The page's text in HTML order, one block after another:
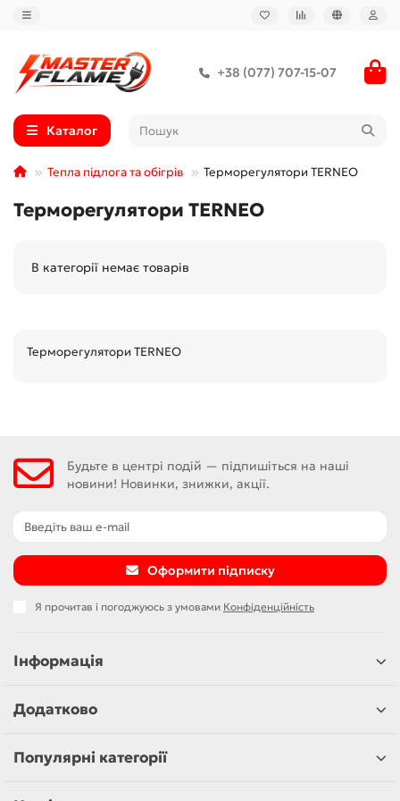
+38 (077) 707-15-07
Каталог
Тепла підлога та обігрів Терморегулятори TERNEO
Терморегулятори TERNEO
В категорії немає товарів
Терморегулятори TERNEO
Будьте в центрі подій — підпишіться на наші
новини! Новинки, знижки, акції.
Оформити підписку
Я прочитав і погоджуюсь з умовами Конфіденційність
Інформація
Додатково
Популярні категорії